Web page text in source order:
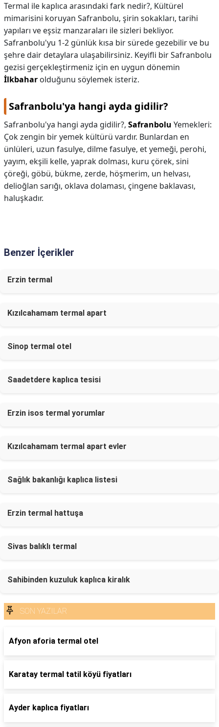
Termal ile kaplıca arasındaki fark nedir?, Kültürel
mimarisini koruyan Safranbolu, şirin sokakları, tarihi
yapıları ve eşsiz manzaraları ile sizleri bekliyor.
Safranbolu'yu 1-2 günlük kısa bir sürede gezebilir ve bu
şehre dair detaylara ulaşabilirsiniz. Keyifli bir Safranbolu
gezisi gerçekleştirmeniz için en uygun dönemin
İlkbahar olduğunu söylemek isteriz.
Safranbolu'ya hangi ayda gidilir?
Safranbolu'ya hangi ayda gidilir?, Safranbolu Yemekleri:
Çok zengin bir yemek kültürü vardır. Bunlardan en
ünlüleri, uzun fasulye, dilme fasulye, et yemeği, perohi,
yayım, ekşili kelle, yaprak dolması, kuru çörek, sini
çöreği, göbü, bükme, zerde, höşmerim, un helvası,
delioğlan sarığı, oklava dolaması, çingene baklavası,
haluşkadır.
Benzer İçerikler
Erzin termal
Kızılcahamam termal apart
Sinop termal otel
Saadetdere kaplıca tesisi
Erzin isos termal yorumlar
Kızılcahamam termal apart evler
Sağlık bakanlığı kaplıca listesi
Erzin termal hattuşa
Sivas balıklı termal
Sahibinden kuzuluk kaplıca kiralık
SON YAZILAR
Afyon aforia termal otel
Karatay termal tatil köyü fiyatları
Ayder kaplıca fiyatları